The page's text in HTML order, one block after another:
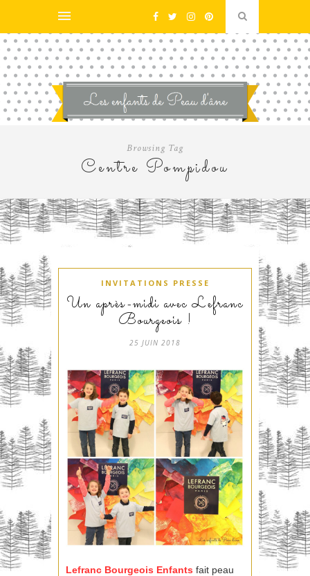
Browsing Tag
Centre Pompidou
INVITATIONS PRESSE
Un après-midi avec Lefranc
Bourgeois !
25 JUIN 2018
Lefranc Bourgeois Enfants fait peau